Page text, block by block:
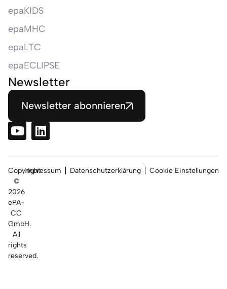
epaKIDS
epaMHC
epaLTC
epaECLIPSE
Newsletter
Newsletter abonnieren
Copyright
©
2026
ePA-
CC
GmbH.
All
rights
reserved.
Impressum Datenschutzerklärung Cookie Einstellungen